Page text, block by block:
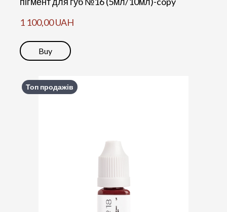
1 100,00 UAH
Buy
Топ продажів